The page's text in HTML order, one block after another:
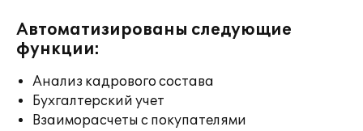
Автоматизированы следующие
функции:
Анализ кадрового состава
Бухгалтерский учет
Взаиморасчеты с покупателями